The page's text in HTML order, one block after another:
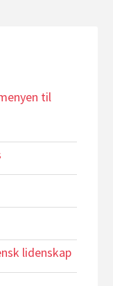
til
lidenskap